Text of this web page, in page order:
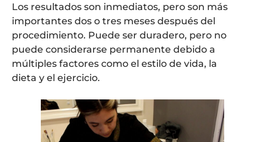
Los resultados son inmediatos, pero son más
importantes dos o tres meses después del
procedimiento. Puede ser duradero, pero no
puede considerarse permanente debido a
múltiples factores como el estilo de vida, la
dieta y el ejercicio.